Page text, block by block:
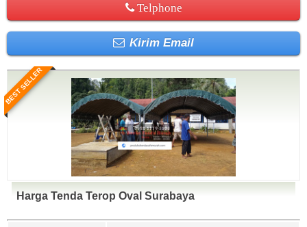
Telphone
Kirim Email
BEST SELLER
Harga Tenda Terop Oval Surabaya